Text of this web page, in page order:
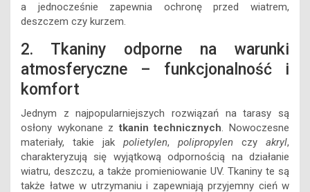
a jednocześnie zapewnia ochronę przed wiatrem,
deszczem czy kurzem.
2. Tkaniny odporne na warunki
atmosferyczne – funkcjonalność i
komfort
Jednym z najpopularniejszych rozwiązań na tarasy są
osłony wykonane ztkanin technicznych. Nowoczesne
materiały, takie jak polietylen, polipropylen czy akryl,
charakteryzują się wyjątkową odpornością na działanie
wiatru, deszczu, a także promieniowanie UV. Tkaniny te są
także łatwe w utrzymaniu i zapewniają przyjemny cień w